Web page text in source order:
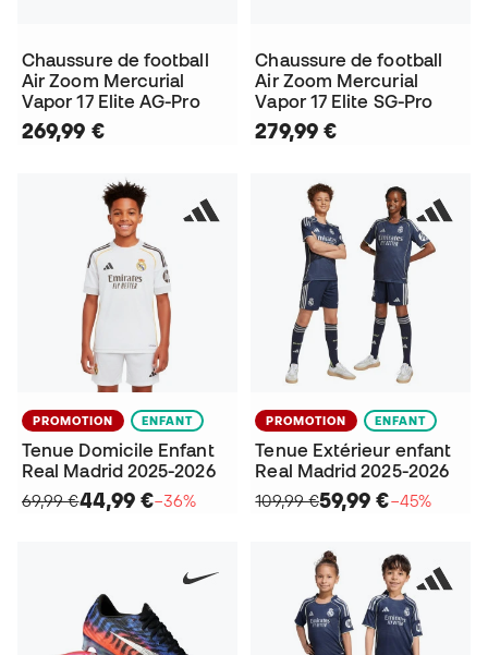
Chaussure de football
Air Zoom Mercurial
Vapor 17 Elite AG-Pro
269,99 €
Chaussure de football
Air Zoom Mercurial
Vapor 17 Elite SG-Pro
279,99 €
PROMOTION ENFANT
Tenue Domicile Enfant
Real Madrid 2025-2026
69,99 €44,99 €−36%
PROMOTION ENFANT
Tenue Extérieur enfant
Real Madrid 2025-2026
109,99 €59,99 €−45%